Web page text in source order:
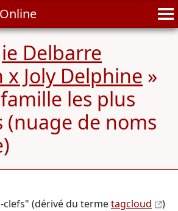
Delbarre
x Joly Delphine »
les plus
de noms
clefs" (dérivé du termetagcloud
)